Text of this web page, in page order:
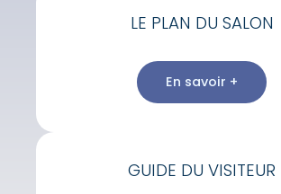
LE PLAN DU SALON
En savoir +
GUIDE DU VISITEUR